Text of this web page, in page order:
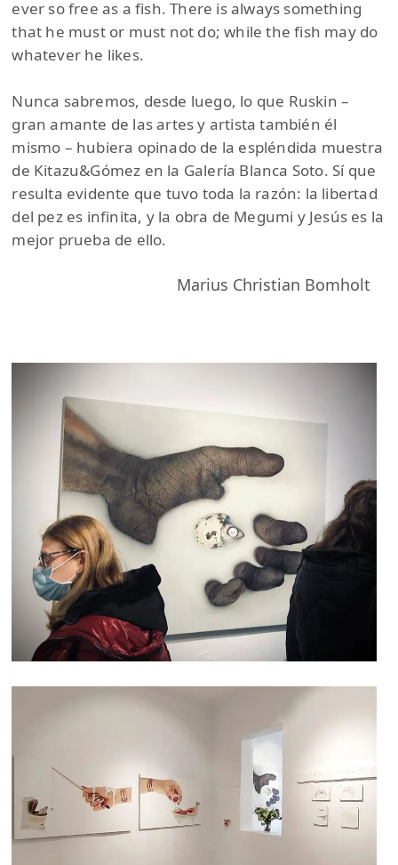
ever so free as a fish. There is always something
that he must or must not do; while the fish may do
whatever he likes.
Nunca sabremos, desde luego, lo que Ruskin –
gran amante de las artes y artista también él
mismo – hubiera opinado de la espléndida muestra
de Kitazu&Gómez en la Galería Blanca Soto. Sí que
resulta evidente que tuvo toda la razón: la libertad
del pez es infinita, y la obra de Megumi y Jesús es la
mejor prueba de ello.
Marius Christian Bomholt